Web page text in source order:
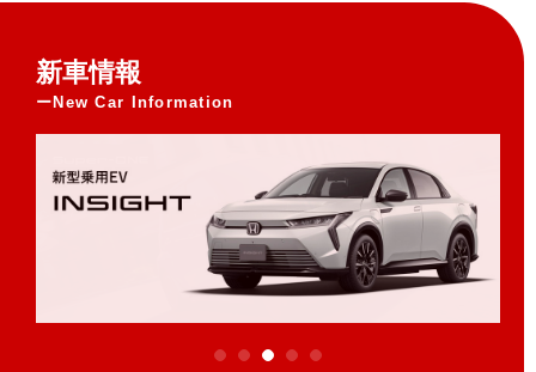
新車情報
New Car Information